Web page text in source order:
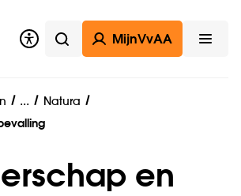
Zoeken
MijnVvAA
... Zorgverzekering
Natura
en